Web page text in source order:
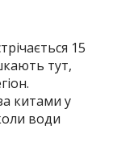
15
тут,
китами у
води